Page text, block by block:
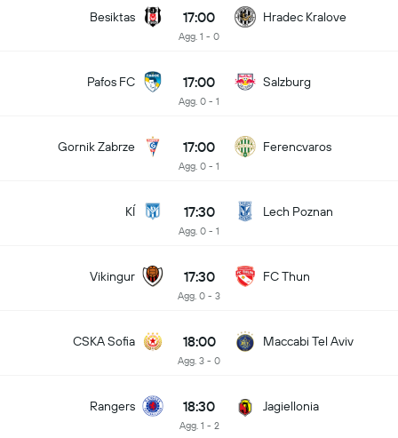
Besiktas 17:00
Agg. 1 - 0
Hradec Kralove
Pafos FC 17:00
Agg. 0 - 1
Salzburg
Gornik Zabrze 17:00
Agg. 0 - 1
Ferencvaros
KÍ 17:30
Agg. 0 - 1
Lech Poznan
Vikingur 17:30
Agg. 0 - 3
FC Thun
CSKA Sofia 18:00
Agg. 3 - 0
Maccabi Tel Aviv
Rangers 18:30
Agg. 1 - 2
Jagiellonia